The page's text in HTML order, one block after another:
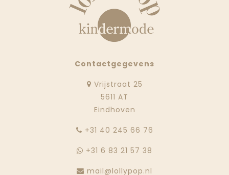
Contactgegevens
Vrijstraat 25
5611 AT
Eindhoven
‭+31 40 245 66 76
+31 6 83 21 57 38
mail@lollypop.nl